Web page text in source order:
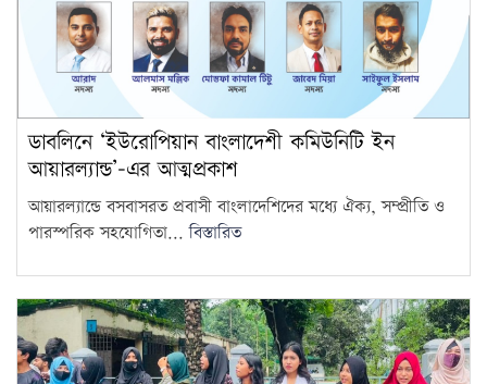
ডাবলিনে ‘ইউরোপিয়ান বাংলাদেশী কমিউনিটি ইন
আয়ারল্যান্ড’-এর আত্মপ্রকাশ
আয়ারল্যান্ডে বসবাসরত প্রবাসী বাংলাদেশিদের মধ্যে ঐক্য, সম্প্রীতি ও
পারস্পরিক সহযোগিতা...বিস্তারিত